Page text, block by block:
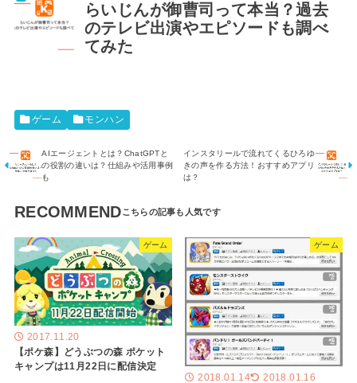
らいじんが御曹司って本当？過去
のテレビ出演やエピソードも調べ
てみた
ゲーム モンハン
AIエージェントとは？ChatGPTと
の役割の違いは？仕組みや活用事例
も
インスタリールで流れてくるひろゆ
きの声を作る方法！おすすめアプリ
は？
RECOMMEND
ゲーム
2017.11.20
【ポケ森】どうぶつの森 ポケット
キャンプは11月22日に配信決定
ゲーム
2018.01.14 2018.01.16